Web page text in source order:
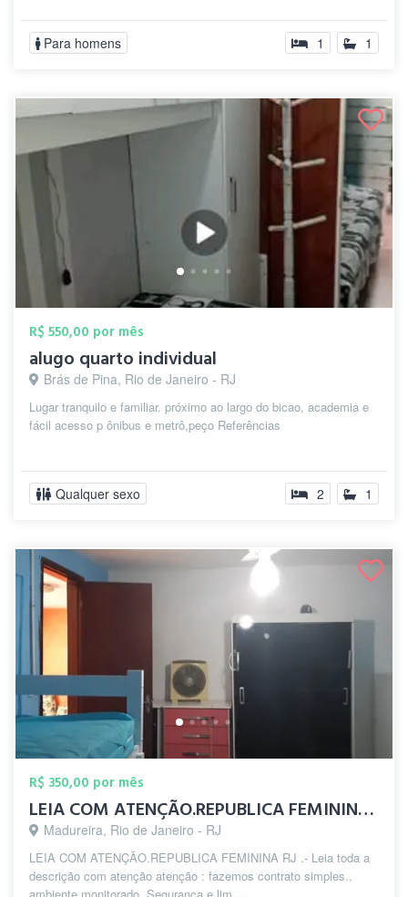
Para homens 1 1
R$ 550,00 por mês
alugo quarto individual
Brás de Pina, Rio de Janeiro - RJ
Lugar tranquilo e familiar. próximo ao largo do bicao, academia e
fácil acesso p ônibus e metrô,peço Referências
Qualquer sexo 2 1
R$ 350,00 por mês
LEIA COM ATENÇÃO.REPUBLICA FEMININA zp(2...
Madureira, Rio de Janeiro - RJ
LEIA COM ATENÇÃO.REPUBLICA FEMININA RJ .- Leia toda a
descrição com atenção atenção : fazemos contrato simples..